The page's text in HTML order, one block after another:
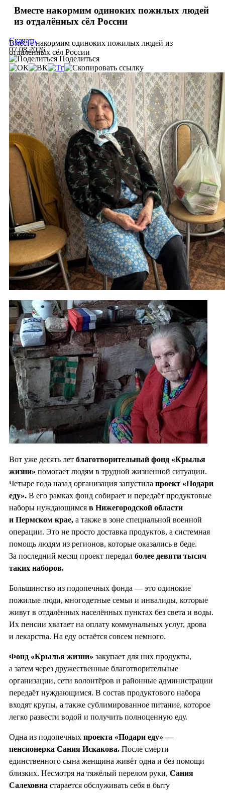
Вместе накормим одиноких пожилых людей
из отдалённых сёл России
Вместе накормим одиноких пожилых людей из
отдалённых сёл России
Скачать
07.08.2026
Поделиться
Вот уже десять лет благотворительный фонд «Крылья
жизни» помогает людям в трудной жизненной ситуации.
Четыре года назад организация запустила проект «Подари
еду». В его рамках фонд собирает и передаёт продуктовые
наборы нуждающимся в Нижегородской области
и Пермском крае, а также в зоне специальной военной
операции. Это не просто доставка продуктов, а системная
помощь людям из регионов, которые оказались в беде.
За последний месяц проект передал более девяти тысяч
таких наборов.
Большинство из подопечных фонда — это одинокие
пожилые люди, многодетные семьи и инвалиды, которые
живут в отдалённых населённых пунктах без света и воды.
Их пенсии хватает на оплату коммунальных услуг, дрова
и лекарства. На еду остаётся совсем немного.
Фонд «Крылья жизни» закупает для них продукты,
а затем через дружественные благотворительные
организации, сети волонтёров и районные администрации
передаёт нуждающимся. В состав продуктового набора
входят крупы, а также сублимированное питание, которое
легко развести водой и получить полноценную еду.
Одна из подопечных проекта «Подари еду» —
пенсионерка Сания Искакова. После смерти
единственного сына женщина живёт одна и без помощи
близких. Несмотря на тяжёлый перелом руки, Сания
Салеховна старается обслуживать себя в быту